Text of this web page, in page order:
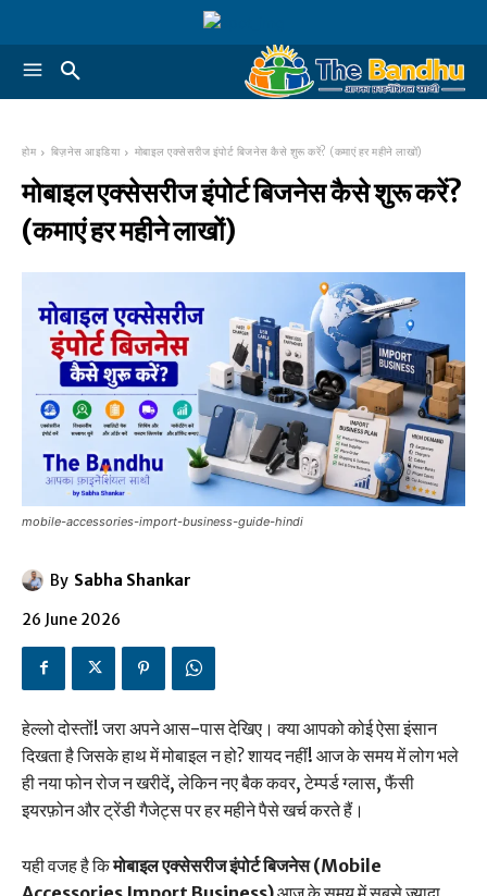
होम बिज़नेस आइडिया मोबाइल एक्सेसरीज इंपोर्ट बिजनेस कैसे शुरू करें? (कमाएं हर महीने लाखों)
मोबाइल एक्सेसरीज इंपोर्ट बिजनेस कैसे शुरू करें?
(कमाएं हर महीने लाखों)
mobile-accessories-import-business-guide-hindi
By Sabha Shankar
26 June 2026
हेल्लो दोस्तों! जरा अपने आस-पास देखिए। क्या आपको कोई ऐसा इंसान
दिखता है जिसके हाथ में मोबाइल न हो? शायद नहीं! आज के समय में लोग भले
ही नया फोन रोज न खरीदें, लेकिन नए बैक कवर, टेम्पर्ड ग्लास, फैंसी
इयरफ़ोन और ट्रेंडी गैजेट्स पर हर महीने पैसे खर्च करते हैं।
यही वजह है किमोबाइल एक्सेसरीज इंपोर्ट बिजनेस (Mobile